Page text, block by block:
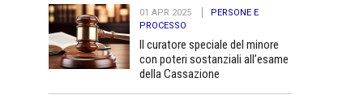
01 APR 2025
PERSONE E
PROCESSO
Il curatore speciale del minore
con poteri sostanziali all’esame
della Cassazione